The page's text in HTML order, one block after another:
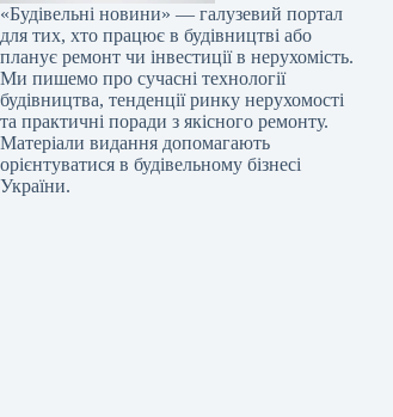
«Будівельні новини» — галузевий портал
для тих, хто працює в будівництві або
планує ремонт чи інвестиції в нерухомість.
Ми пишемо про сучасні технології
будівництва, тенденції ринку нерухомості
та практичні поради з якісного ремонту.
Матеріали видання допомагають
орієнтуватися в будівельному бізнесі
України.